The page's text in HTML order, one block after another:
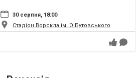
30 серпня, 18:00
Стадіон Ворскла ім. О.Бутовського